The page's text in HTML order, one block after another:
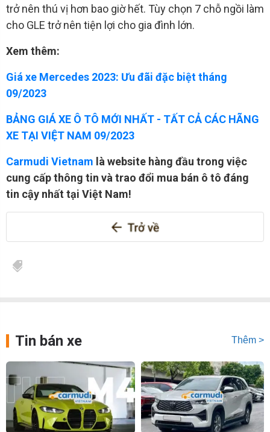
trở nên thú vị hơn bao giờ hết. Tùy chọn 7 chỗ ngồi làm
cho GLE trở nên tiện lợi cho gia đình lớn.
Xem thêm:
Giá xe Mercedes 2023: Ưu đãi đặc biệt tháng
09/2023
BẢNG GIÁ XE Ô TÔ MỚI NHẤT - TẤT CẢ CÁC HÃNG
XE TẠI VIỆT NAM 09/2023
Carmudi Vietnam là website hàng đầu trong việc
cung cấp thông tin và trao đổi mua bán ô tô đáng
tin cậy nhất tại Việt Nam!
Tin bán xe Thêm >